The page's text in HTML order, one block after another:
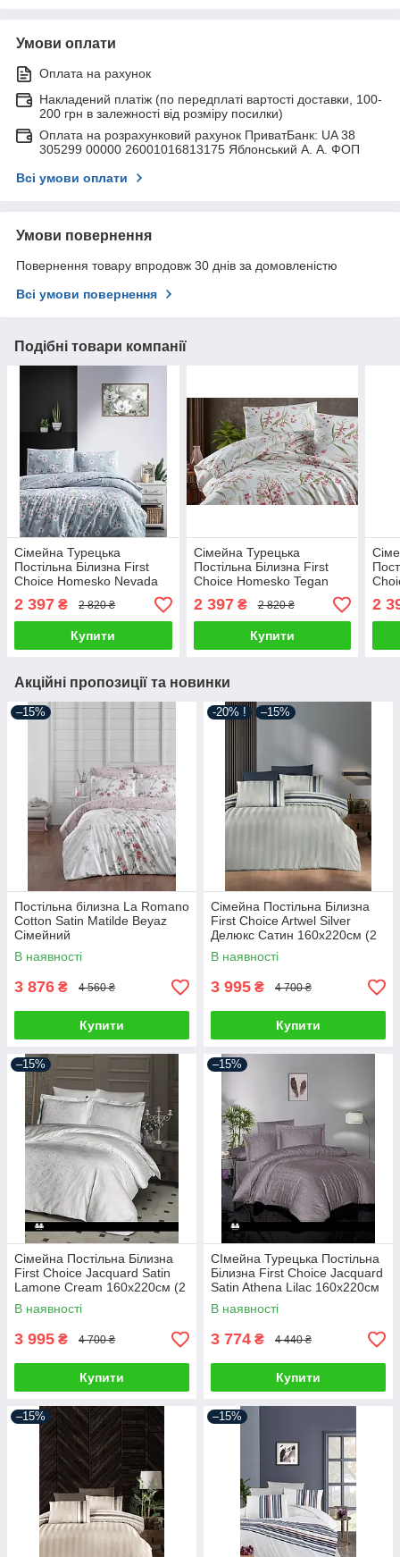
Умови оплати
Оплата на рахунок
Накладений платіж (по передплаті вартості доставки, 100-
200 грн в залежності від розміру посилки)
Оплата на розрахунковий рахунок ПриватБанк: UA 38
305299 00000 26001016813175 Яблонський А. А. ФОП
Всі умови оплати
Умови повернення
Повернення товару впродовж 30 днів за домовленістю
Всі умови повернення
Подібні товари компанії
Сімейна Турецька
Постільна Білизна First
Choice Homesko Nevada
Blue (Простирадло на
резинці)
2 397 ₴ 2 820 ₴
Купити
Сімейна Турецька
Постільна Білизна First
Choice Homesko Tegan
Powder (Простирадло на
резинці)
2 397₴ 2 820 ₴
Купити
2
Акційні пропозиції та новинки
–15%
Постільна білизна La Romano
Cotton Satin Matilde Beyaz
Сімейний
В наявності
3 876 ₴ 4 560 ₴
Купити
-20% ! –15%
Сімейна Постільна Білизна
First Choice Artwel Silver
Делюкс Сатин 160х220см (2
шт)
В наявності
3 995 ₴ 4 700 ₴
Купити
–15%
Сімейна Постільна Білизна
First Choice Jacquard Satin
Lamone Cream 160х220см (2
шт)
В наявності
3 995 ₴ 4 700 ₴
Купити
–15%
СІмейна Турецька Постільна
Білизна First Choice Jacquard
Satin Athena Lilac 160х220см
(2 шт)
В наявності
3 774 ₴ 4 440 ₴
Купити
–15% –15%